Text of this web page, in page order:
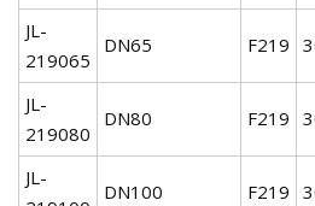
JL-
219065
DN65 F219
JL-
219080
DN80 F219
JL-
DN100 F219